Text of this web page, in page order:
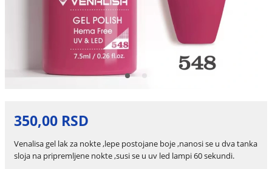
350,00 RSD
Venalisa gel lak za nokte ,lepe postojane boje ,nanosi se u dva tanka
sloja na pripremljene nokte ,susi se u uv led lampi 60 sekundi.